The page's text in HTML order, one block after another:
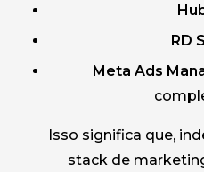
RD
Meta Ads
Isso significa que,
stack de